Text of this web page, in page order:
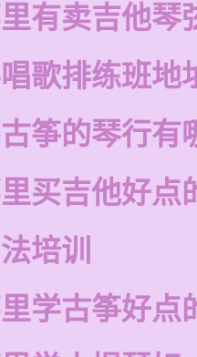
有卖吉他琴
歌排练班地
筝的琴行有
买吉他好点
培训
学古筝好点